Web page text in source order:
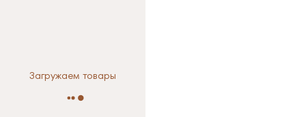
Загружаем товары